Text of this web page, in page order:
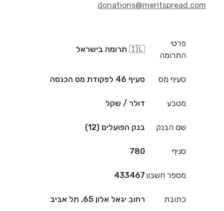
donations@meritspread.com
פרטי
התרומה
🇮🇱 תרומה בישראל
סעיף מס סעיף 46 לפקודת מס הכנסה
מטבע דולר / שקל
שם הבנק בנק הפועלים (12)
סניף 780
מספר חשבון 433467
כתובת רחוב יגאל אלון 65, תל אביב